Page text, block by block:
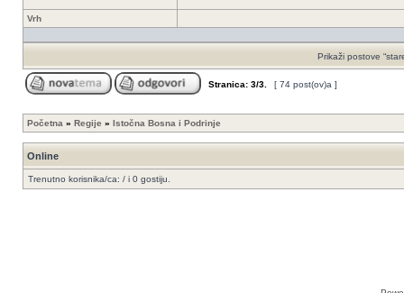
Vrh
Prikaži postove
Stranica: 3/3 [ 74 post(ov)a ]
Početna » Regije » Istočna Bosna i Podrinje
Online
Trenutno korisnika/ca: / i 0 gostiju.